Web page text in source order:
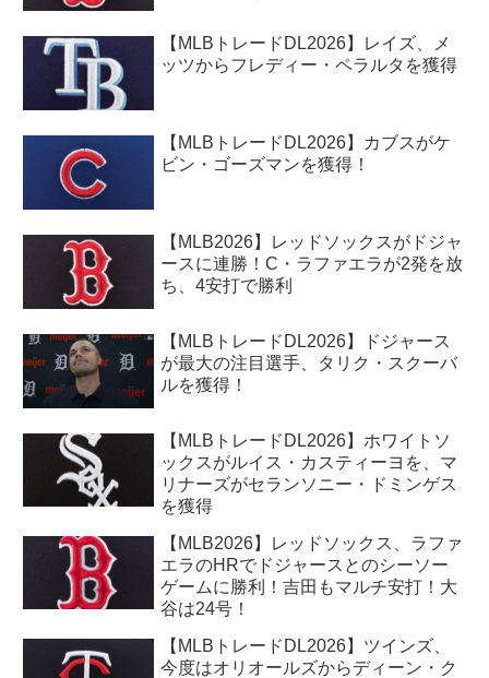
【MLBトレードDL2026】レイズ、メ
ッツからフレディー・ペラルタを獲得
【MLBトレードDL2026】カブスがケ
ビン・ゴーズマンを獲得！
【MLB2026】レッドソックスがドジャ
ースに連勝！C・ラファエラが2発を放
ち、4安打で勝利
【MLBトレードDL2026】ドジャース
が最大の注目選手、タリク・スクーバ
ルを獲得！
【MLBトレードDL2026】ホワイトソ
ックスがルイス・カスティーヨを、マ
リナーズがセランソニー・ドミンゲス
を獲得
【MLB2026】レッドソックス、ラファ
エラのHRでドジャースとのシーソー
ゲームに勝利！吉田もマルチ安打！大
谷は24号！
【MLBトレードDL2026】ツインズ、
今度はオリオールズからディーン・ク